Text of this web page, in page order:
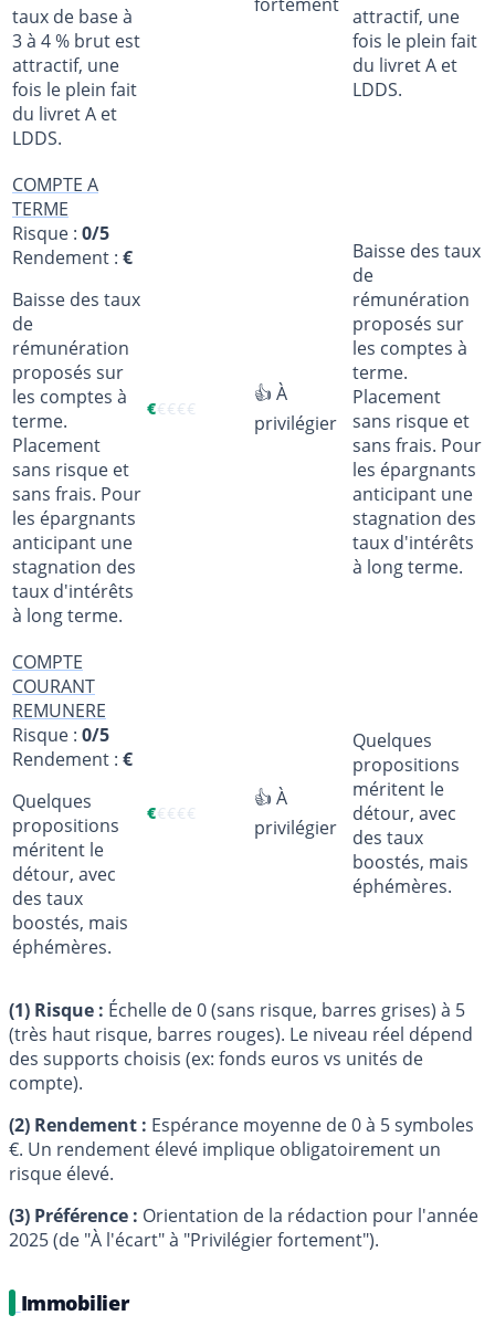
taux de base à
3 à 4 % brut est
attractif, une
fois le plein fait
du livret A et
LDDS.
attractif, une
fois le plein fait
du livret A et
LDDS.
COMPTE A
TERME
Risque : 0/5
Rendement : €
Baisse des taux
de
rémunération
proposés sur
les comptes à
terme.
Placement
sans risque et
sans frais. Pour
les épargnants
anticipant une
stagnation des
taux d'intérêts
à long terme.
€€€€€
👍 À
privilégier
Baisse des taux
de
rémunération
proposés sur
les comptes à
terme.
Placement
sans risque et
sans frais. Pour
les épargnants
anticipant une
stagnation des
taux d'intérêts
à long terme.
COMPTE
COURANT
REMUNERE
Risque : 0/5
Rendement : €
Quelques
propositions
méritent le
détour, avec
des taux
boostés, mais
éphémères.
€€€€€
👍 À
privilégier
Quelques
propositions
méritent le
détour, avec
des taux
boostés, mais
éphémères.
(1) Risque : Échelle de 0 (sans risque, barres grises) à 5
(très haut risque, barres rouges). Le niveau réel dépend
des supports choisis (ex: fonds euros vs unités de
compte).
(2) Rendement : Espérance moyenne de 0 à 5 symboles
€. Un rendement élevé implique obligatoirement un
risque élevé.
(3) Préférence : Orientation de la rédaction pour l'année
2025 (de "À l'écart" à "Privilégier fortement").
Immobilier